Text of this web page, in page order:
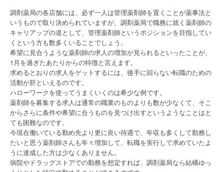
調剤薬局の各店舗には、必ず一人は管理薬剤師を置くことが薬事法と
いうもので取り決められていますが、調剤薬局で職務に就く薬剤師の
キャリアップの道として、管理薬剤師というポジションを目指してい
くという方も数多くいることでしょう。
希望に見合うような薬剤師の求人の増加が見られるといったことが、
1月を過ぎたあたりからの特徴と言えます。
求めるとおりの求人をゲットするには、後手に回らない転職のための
活動が肝といえるのです。
ハローワークを使ってうまくいくのは希少な例です。
薬剤師を募集する求人は通常の職業のものよりも数が少なくて、そこ
からさらに条件や希望に合うものを見つけ出すというようなことはと
ても困難なのです。
今現在働いている勤め先より更に良い待遇で、年収も多くして勤務し
たいと思う薬剤師さんも年々増加して、転職を実行して求めていたよ
うに達成した方は少なくありません。
病院やドラッグストアでの勤務を想定すれば、調剤薬局なら結構ゆっ